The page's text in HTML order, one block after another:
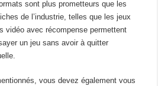
sont plus prometteurs que les
de l’industrie, telles que les jeux
vidéo avec récompense permettent
un jeu sans avoir à quitter
vous devez également vous